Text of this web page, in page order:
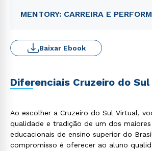
MENTORY: CARREIRA E
Baixar Ebook
Diferenciais Cruzeiro do Sul
Ao escolher a Cruzeiro do Sul Virtual,
qualidade e tradição de um dos
educacionais de ensino superior do
compromisso é oferecer ao aluno